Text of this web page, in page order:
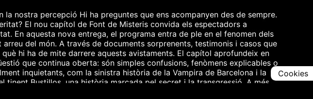
nostra percepció Hi ha preguntes que ens acompanyen des de sempre.
El nou capítol de Font de Misteris convida els espectadors a
En aquesta nova entrega, el programa entra de ple en el fenomen dels
del món. A través de documents sorprenents, testimonis i casos que
hi ha de mite darrere aquests avistaments. El capítol aprofundeix en
que continua oberta: són simples confusions, fenòmens explicables o
inquietants, com la sinistra història de la Vampira de Barcelona i la
Bustillos, una història marcada pel secret i la transgressió. A més,
Cookies